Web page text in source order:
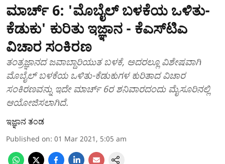
ಮಾರ್ಚ್ 6: 'ಮೊಬೈಲ್ ಬಳಕೆಯ ಒಳಿತು-
ಕೆಡುಕು' ಕುರಿತು ಇಜ್ಞಾನ - ಕೆಎಸ್‌ಟಿಎ
ವಿಚಾರ ಸಂಕಿರಣ
ತಂತ್ರಜ್ಞಾನದ ಜವಾಬ್ದಾರಿಯುತ ಬಳಕೆ, ಅದರಲ್ಲೂ ವಿಶೇಷವಾಗಿ
ಮೊಬೈಲ್ ಬಳಕೆಯ ಒಳಿತು-ಕೆಡುಕುಗಳ ಕುರಿತಾದ ವಿಚಾರ
ಸಂಕಿರಣವನ್ನು ಇದೇ ಮಾರ್ಚ್ 6ರ ಶನಿವಾರದಂದು ಮೈಸೂರಿನಲ್ಲಿ
ಆಯೋಜಿಸಲಾಗಿದೆ.
ಇಜ್ಞಾನ ತಂಡ
Published on: 01 Mar 2021, 5:05 am